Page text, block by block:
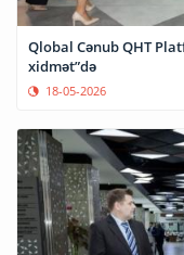
Qlobal Cənub QHT
xidmət”də
18-05-2026